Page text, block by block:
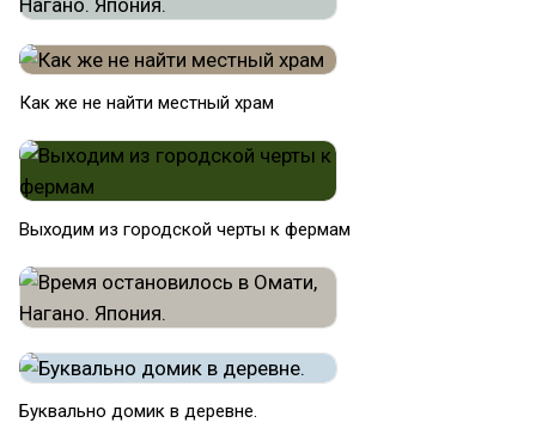
Как же не найти местный храм
Выходим из городской черты к фермам
Буквально домик в деревне.